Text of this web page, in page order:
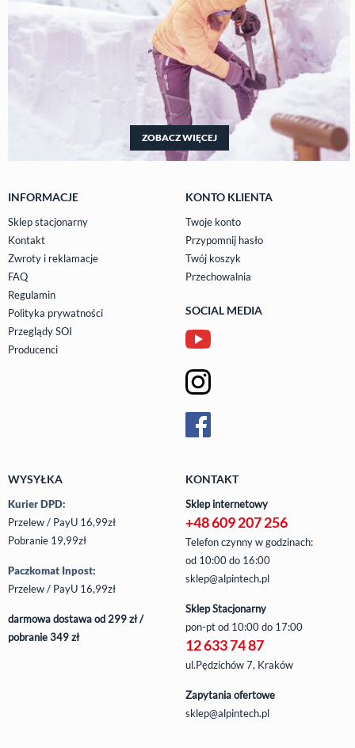
ZOBACZ WIĘCEJ
INFORMACJE
Sklep stacjonarny
Kontakt
Zwroty i reklamacje
FAQ
Regulamin
Polityka prywatności
Przeglądy SOI
Producenci
KONTO KLIENTA
Twoje konto
Przypomnij hasło
Twój koszyk
Przechowalnia
SOCIAL MEDIA
WYSYŁKA
Kurier DPD:
Przelew / PayU 16,99zł
Pobranie 19,99zł
Paczkomat Inpost:
Przelew / PayU 16,99zł
darmowa dostawa od 299 zł /
pobranie 349 zł
KONTAKT
Sklep internetowy
+48 609 207 256
Telefon czynny w godzinach:
od 10:00 do 16:00
sklep@alpintech.pl
Sklep Stacjonarny
pon-ptod 10:00 do 17:00
12 633 74 87
ul.Pędzichów 7, Kraków
Zapytania ofertowe
sklep@alpintech.pl